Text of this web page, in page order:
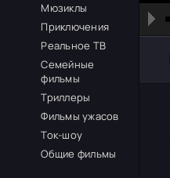
Мюзиклы
Приключения
Реальное ТВ
Семейные
фильмы
Триллеры
Фильмы ужасов
Ток-шоу
Общие фильмы